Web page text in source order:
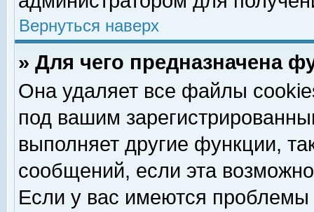
Вернуться наверх
» Для чего предназначена
Она удаляет все файлы
под вашим
выполняет другие функции,
сообщений, если эта
Если у вас имеются